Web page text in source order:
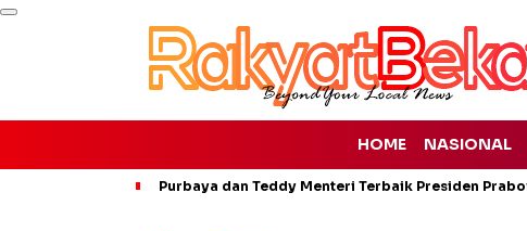
HOME NASIONAL
Purbaya dan Teddy Menteri Terbaik Presiden